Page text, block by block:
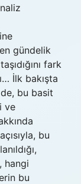
gündelik
fark
İlk bakışta
bu basit
ve
bu
hangi
bu